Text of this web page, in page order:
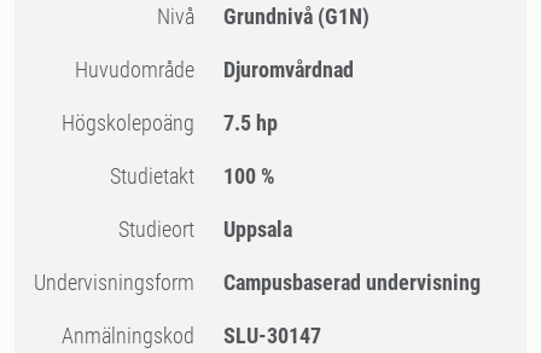
Nivå Grundnivå (G1N)
Huvudområde Djuromvårdnad
högskolepoäng 7.5 hp
Studietakt 100 %
Studieort Uppsala
Undervisningsform Campusbaserad undervisning
Anmälningskod SLU-30147